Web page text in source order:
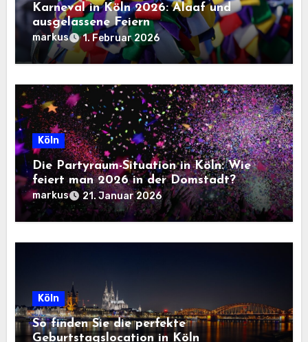
Karneval in Köln 2026: Alaaf und
ausgelassene Feiern
markus 1. Februar 2026
Köln
Die Partyraum-Situation in Köln: Wie
feiert man 2026 in der Domstadt?
markus 21. Januar 2026
Köln
So finden Sie die perfekte
Geburtstagslocation in Köln